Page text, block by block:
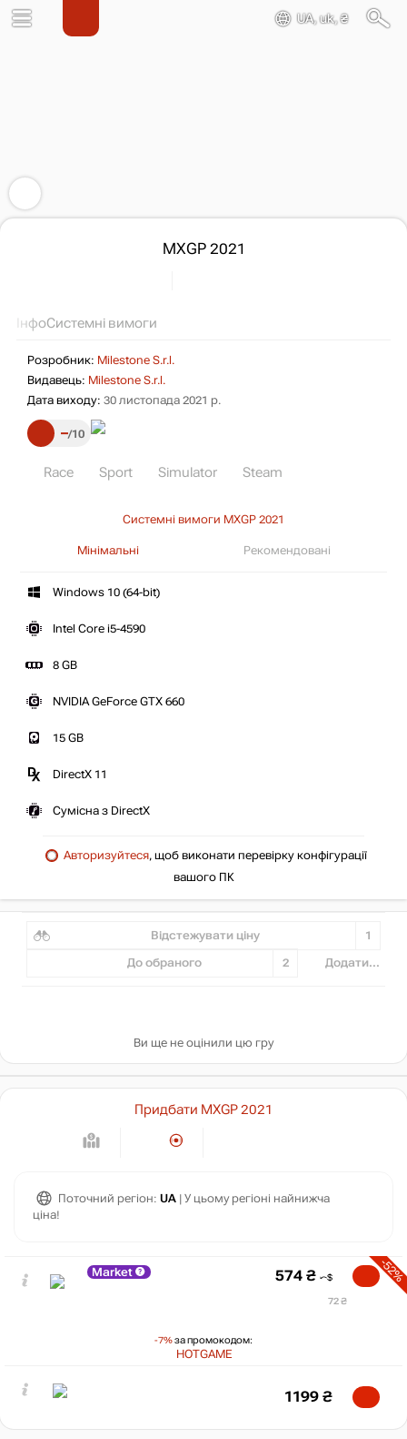
UA, uk, ₴
MXGP 2021
ІнфоСистемні вимоги
Розробник: Milestone S.r.l.
Видавець: Milestone S.r.l.
Дата виходу: 30 листопада 2021 р.
– 10
Race Sport Simulator Steam
Системні вимоги MXGP 2021
Мінімальні Рекомендовані
Windows 10 (64-bit)
Intel Core i5-4590
8 GB
NVIDIA GeForce GTX 660
15 GB
DirectX 11
Сумісна з DirectX
Авторизуйтеся, щоб виконати перевірку конфігурації
вашого ПК
Відстежувати ціну 1
До обраного 2 Додати...
Ви ще не оцінили цю гру
Придбати MXGP 2021
Поточний регіон: UA | У цьому регіоні найнижча
ціна!
Market
-7%за промокодом:
HOTGAME
-52%
574 ₴
72 ₴
1199 ₴